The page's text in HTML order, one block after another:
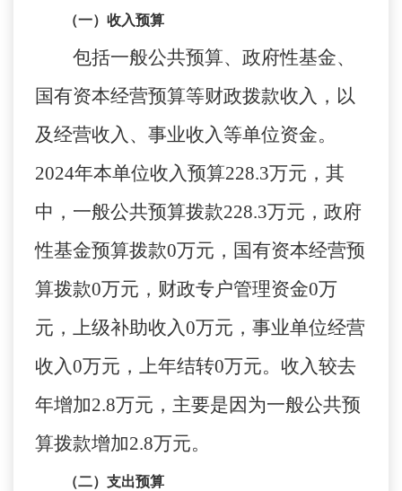
（一）收入预算
包括一般公共预算、政府性基金、
国有资本经营预算等财政拨款收入，以
及经营收入、事业收入等单位资金。
2024年本单位收入预算228.3万元，其
中，一般公共预算拨款228.3万元，政府
性基金预算拨款0万元，国有资本经营预
算拨款0万元，财政专户管理资金0万
元，上级补助收入0万元，事业单位经营
收入0万元，上年结转0万元。 收入较去
年增加2.8万元，主要是因为一般公共预
算拨款增加2.8万元。
（二）支出预算